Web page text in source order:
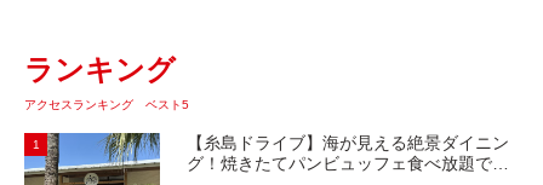
ランキング
アクセスランキング ベスト5
1
【糸島ドライブ】海が見える絶景ダイニン
グ！焼きたてパンビュッフェ食べ放題で大